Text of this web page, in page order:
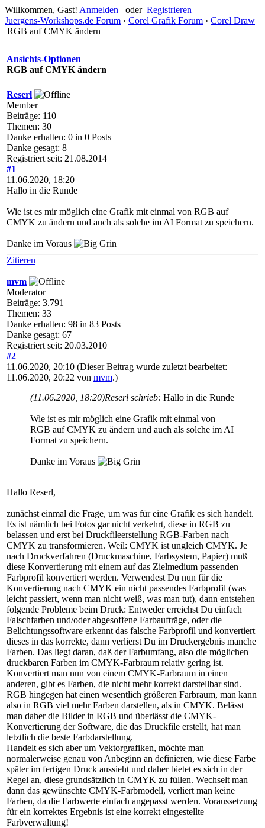
Willkommen, Gast! Anmelden oder Registrieren
Juergens-Workshops.de Forum › Corel Grafik Forum › Corel Draw
RGB auf CMYK ändern
Ansichts-Optionen
RGB auf CMYK ändern
Reserl
Member
Beiträge: 110
Themen: 30
Danke erhalten: 0 in 0 Posts
Danke gesagt: 8
Registriert seit: 21.08.2014
#1
11.06.2020, 18:20
Hallo in die Runde
Wie ist es mir möglich eine Grafik mit einmal von RGB auf
CMYK zu ändern und auch als solche im AI Format zu speichern.
Danke im Voraus
Zitieren
mvm
Moderator
Beiträge: 3.791
Themen: 33
Danke erhalten: 98 in 83 Posts
Danke gesagt: 67
Registriert seit: 20.03.2010
#2
11.06.2020, 20:10 (Dieser Beitrag wurde zuletzt bearbeitet:
11.06.2020, 20:22 von mvm.)
(11.06.2020, 18:20)Reserl schrieb: Hallo in die Runde
Wie ist es mir möglich eine Grafik mit einmal von
RGB auf CMYK zu ändern und auch als solche im AI
Format zu speichern.
Danke im Voraus
Hallo Reserl,
zunächst einmal die Frage, um was für eine Grafik es sich handelt.
Es ist nämlich bei Fotos gar nicht verkehrt, diese in RGB zu
belassen und erst bei Druckfileerstellung RGB-Farben nach
CMYK zu transformieren. Weil: CMYK ist ungleich CMYK. Je
nach Druckverfahren (Druckmaschine, Farbsystem, Papier) muß
diese Konvertierung mit einem auf das Zielmedium passenden
Farbprofil konvertiert werden. Verwendest Du nun für die
Konvertierung nach CMYK ein nicht passendes Farbprofil (was
leicht passiert, wenn man nicht weiß, was man tut), dann entstehen
folgende Probleme beim Druck: Entweder erreichst Du einfach
Falschfarben und/oder abgesoffene Farbaufträge, oder die
Belichtungssoftware erkennt das falsche Farbprofil und konvertiert
dieses in das korrekte, dann verlierst Du im Druckergebnis manche
Farben. Das liegt daran, daß der Farbumfang, also die möglichen
druckbaren Farben im CMYK-Farbraum relativ gering ist.
Konvertiert man nun von einem CMYK-Farbraum in einen
anderen, gibt es Farben, die nicht mehr korrekt darstellbar sind.
RGB hingegen hat einen wesentlich größeren Farbraum, man kann
also in RGB viel mehr Farben darstellen, als in CMYK. Belässt
man daher die Bilder in RGB und überlässt die CMYK-
Konvertierung der Software, die das Druckfile erstellt, hat man
letztlich die beste Farbdarstellung.
Handelt es sich aber um Vektorgrafiken, möchte man
normalerweise genau von Anbeginn an definieren, wie diese Farbe
später im fertigen Druck aussieht und daher bietet es sich in der
Regel an, diese grundsätzlich in CMYK zu füllen. Wechselt man
dann das gewünschte CMYK-Farbmodell, verliert man keine
Farben, da die Farbwerte einfach angepasst werden. Voraussetzung
für ein korrektes Ergebnis ist eine korrekt eingestellte
Farbverwaltung!